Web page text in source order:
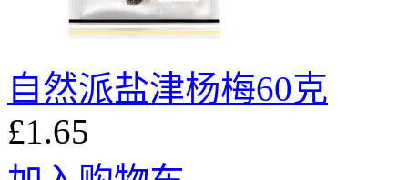
自然派盐津杨梅60克
£1.65